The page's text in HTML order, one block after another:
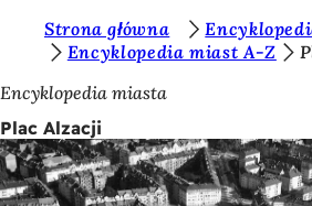
Przejdź do treści
s
t
e
Strona główna
Encyklopedia miast A-Z
Encyklopedia miasta
Plac Alzacji